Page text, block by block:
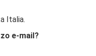
Italia.
e-mail?